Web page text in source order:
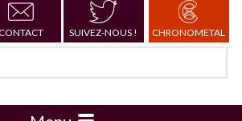
SUIVEZ-NOUS ! CHRONOMETAL